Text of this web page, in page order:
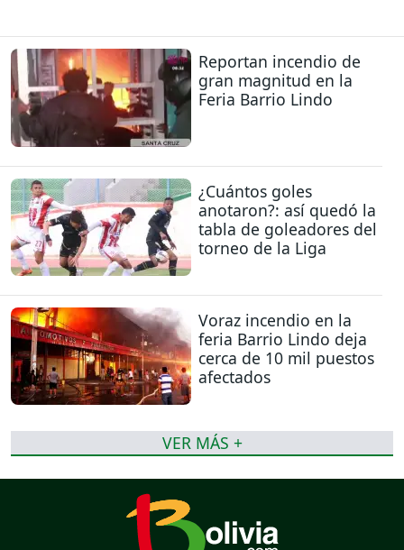
Reportan incendio de
gran magnitud en la
Feria Barrio Lindo
¿Cuántos goles
anotaron?: así quedó la
tabla de goleadores del
torneo de la Liga
Voraz incendio en la
feria Barrio Lindo deja
cerca de 10 mil puestos
afectados
VER MÁS +